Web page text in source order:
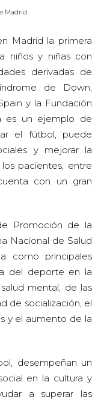
Madrid.
Madrid la primera
niños y niñas con
derivadas de
de Down,
y la Fundación
es un ejemplo de
el fútbol, puede
y mejorar la
pacientes, entre
con un gran
Promoción de la
Nacional de Salud
como principales
del deporte en la
mental, de las
de socialización, el
y el aumento de la
desempeñan un
en la cultura y
a superar las